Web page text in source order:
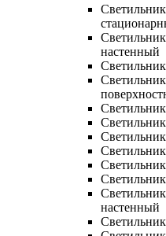
настенный
настенный